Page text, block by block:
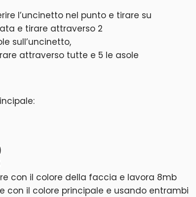
l’uncinetto nel punto e tirare su
e tirare attraverso 2
sull’uncinetto,
attraverso tutte e 5 le asole
con il colore della faccia e lavora 8mb
con il colore principale e usando entrambi